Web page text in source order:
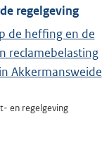
regelgeving
de heffing en de
reclamebelasting
Akkermansweide
en regelgeving